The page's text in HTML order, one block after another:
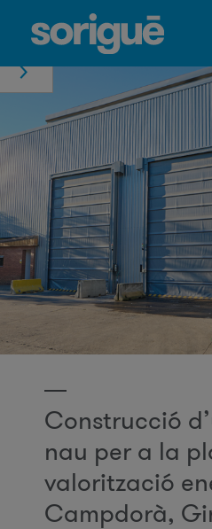
Jump to
Construcció
nau per a la
valorització
Campdorà,
Menú